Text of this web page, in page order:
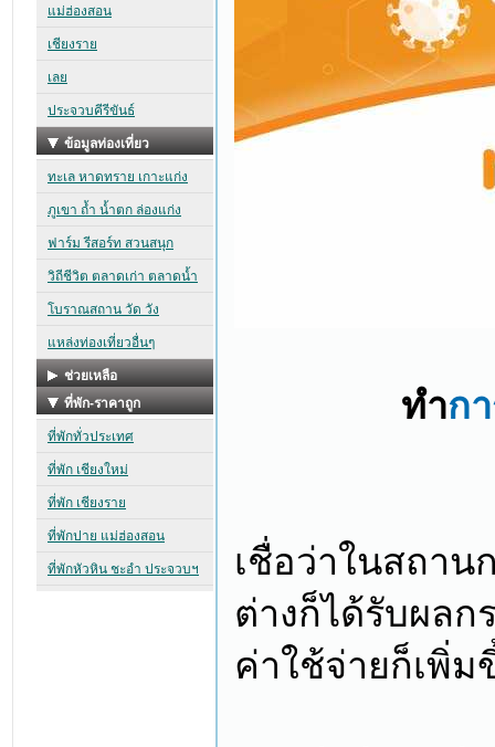
ทำก
เชื่อว่าในสถา
ต่างก็ได้รับผล
ค่าใช้จ่ายก็เพิ่